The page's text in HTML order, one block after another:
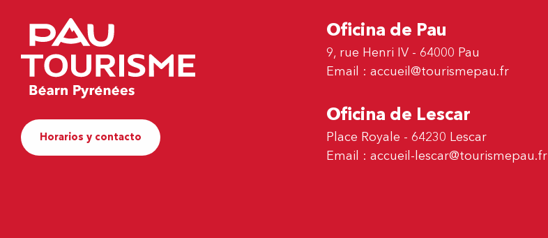
Horarios y contacto
Oficina de Pau
9, rue Henri IV - 64000 Pau
Email : accueil@tourismepau.fr
Oficina de Lescar
Place Royale - 64230 Lescar
Email : accueil-lescar@tourismepau.fr